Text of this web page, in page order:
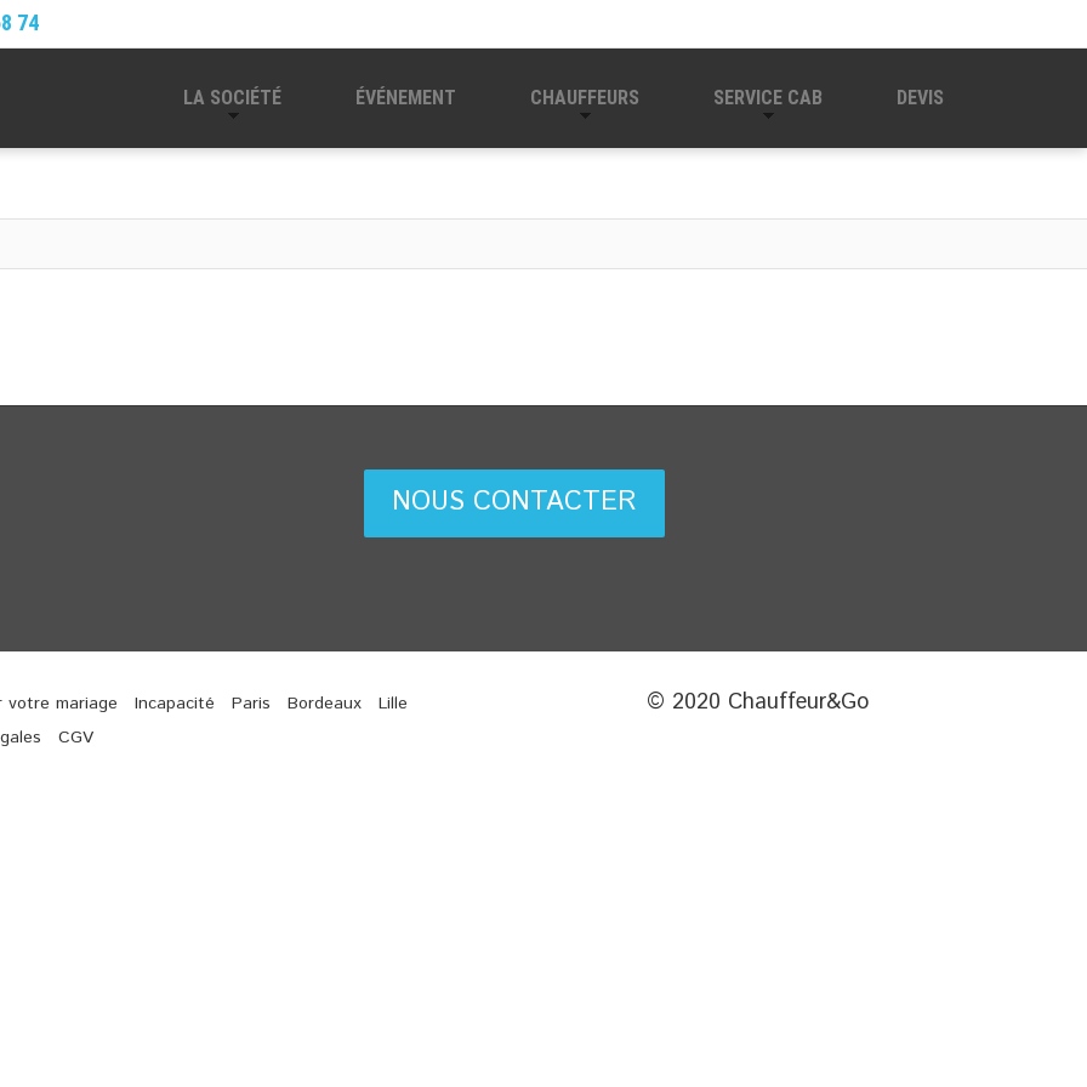
74
LA SOCIÉTÉ ÉVÉNEMENT CHAUFFEURS SERVICE CAB DEVIS
NOUS CONTACTER
votre mariage Incapacité Paris Bordeaux
Lille
CGV
© 2020 Chauffeur&Go